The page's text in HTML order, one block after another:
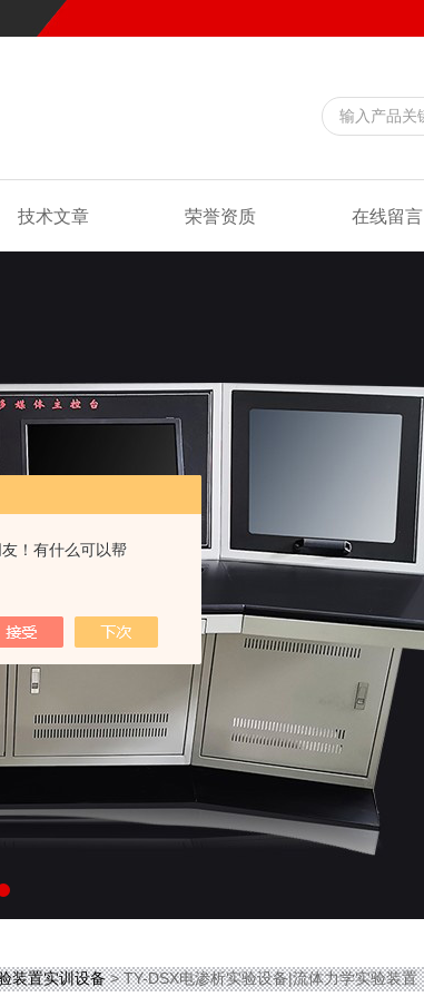
！有什么可以帮
技术文章 荣誉资质 在线留言
装置实训设备> TY-DSX电渗析实验设备|流体力学实验装置